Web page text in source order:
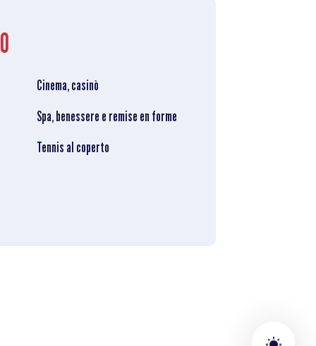
Cinema, casinò
Spa, benessere e remise en forme
Tennis al coperto